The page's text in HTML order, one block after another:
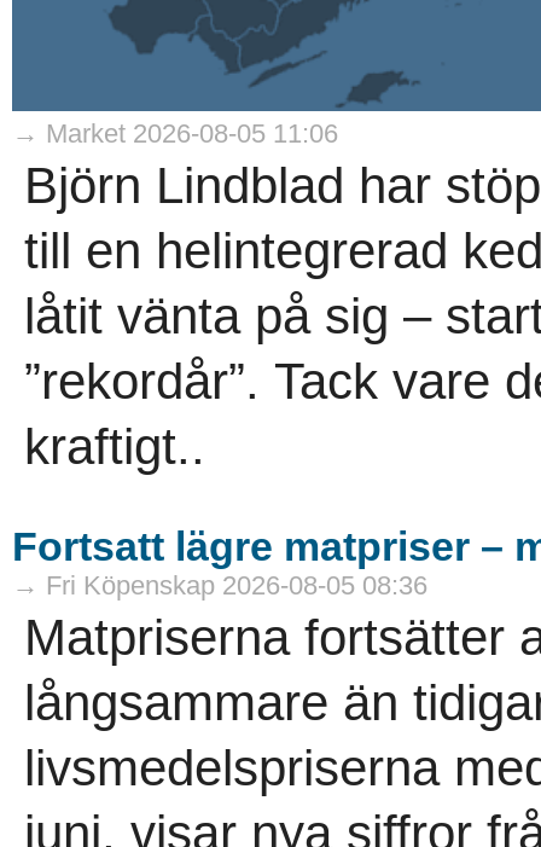
→ Market 2026-08-05 11:06
Björn Lindblad har
till en helintegrerad
låtit vänta på sig –
”rekordår”. Tack vare
kraftigt..
Fortsatt lägre matpriser –
→ Fri Köpenskap 2026-08-05 08:36
Matpriserna fortsätter
långsammare än
livsmedelspriserna
juni, visar nya siffror